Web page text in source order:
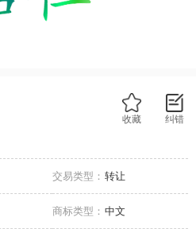
纠错
收藏
交易类型： 转让
商标类型： 中文